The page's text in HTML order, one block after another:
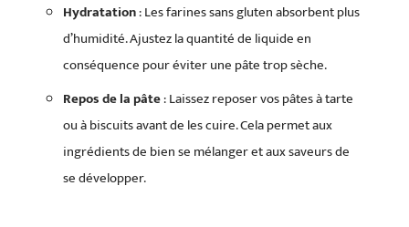
Hydratation: Les farines sans gluten absorbent plus
d’humidité. Ajustez la quantité de liquide en
conséquence pour éviter une pâte trop sèche.
Repos de la pâte: Laissez reposer vos pâtes à tarte
ou à biscuits avant de les cuire. Cela permet aux
ingrédients de bien se mélanger et aux saveurs de
se développer.